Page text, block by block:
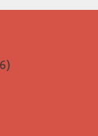
66